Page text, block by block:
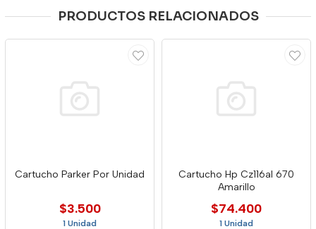
PRODUCTOS RELACIONADOS
Cartucho Parker Por Unidad
$3.500
1 Unidad
Cartucho Hp Cz116al 670
Amarillo
$74.400
1 Unidad